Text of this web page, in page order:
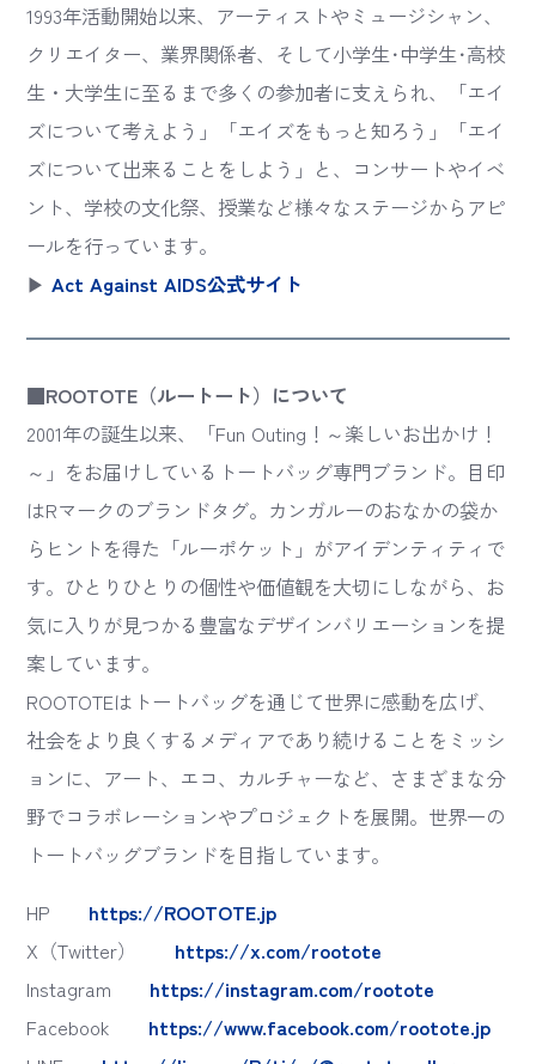
1993年活動開始以来、アーティストやミュージシャン、
クリエイター、業界関係者、そして小学生･中学生･高校
生・大学生に至るまで多くの参加者に支えられ、「エイ
ズについて考えよう」「エイズをもっと知ろう」「エイ
ズについて出来ることをしよう」と、コンサートやイベ
ント、学校の文化祭、授業など様々なステージからアピ
ールを行っています。
▶Act Against AIDS公式サイト
■ROOTOTE（ルートート）について
2001年の誕生以来、「Fun Outing！～楽しいお出かけ！
～」をお届けしているトートバッグ専門ブランド。目印
はRマークのブランドタグ。カンガルーのおなかの袋か
らヒントを得た「ルーポケット」がアイデンティティで
す。ひとりひとりの個性や価値観を大切にしながら、お
気に入りが見つかる豊富なデザインバリエーションを提
案しています。
ROOTOTEはトートバッグを通じて世界に感動を広げ、
社会をより良くするメディアであり続けることをミッシ
ョンに、アート、エコ、カルチャーなど、さまざまな分
野でコラボレーションやプロジェクトを展開。世界一の
トートバッグブランドを目指しています。
HP https://ROOTOTE.jp
X（Twitter） https://x.com/rootote
Instagram https://instagram.com/rootote
Facebook https://www.facebook.com/rootote.jp